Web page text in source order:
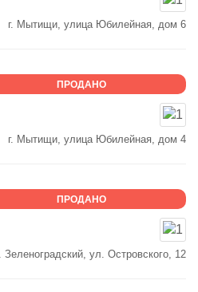
г. Мытищи, улица Юбилейная, дом 6
ПРОДАНО
г. Мытищи, улица Юбилейная, дом 4
ПРОДАНО
ул. Островского, 12